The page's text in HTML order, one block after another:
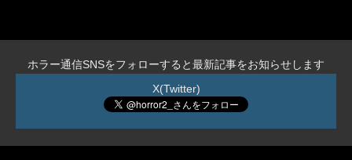
ホラー通信SNSをフォローすると最新記事をお知らせします
X(Twitter)